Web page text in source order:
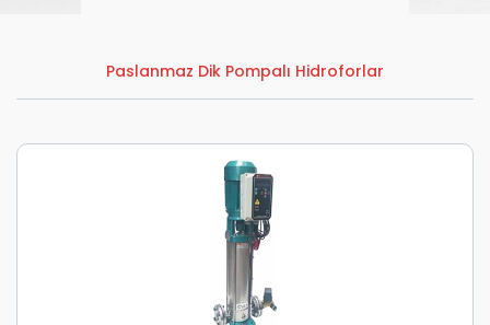
Paslanmaz Dik Pompalı Hidroforlar